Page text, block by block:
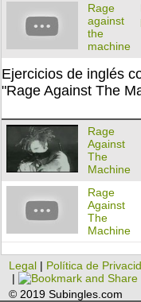
Rage
against
the
machine
Ejercicios de inglés
"Rage Against The
Rage
Against
The
Machine
Rage
Against
The
Machine
Legal | Política de
|
© 2019 Subingles.com